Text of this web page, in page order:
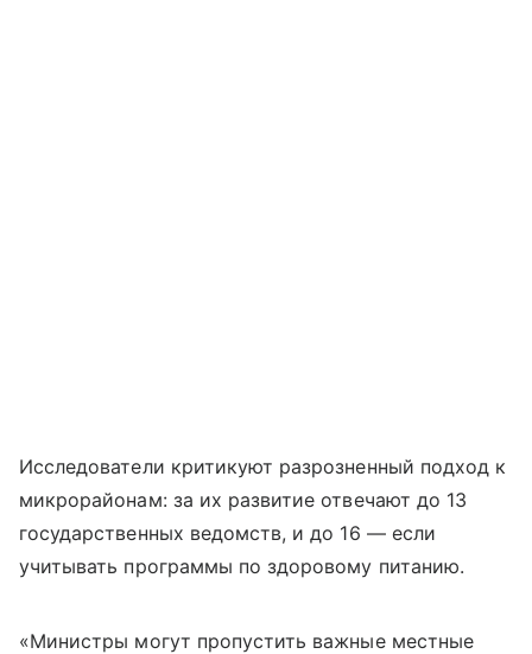
Исследователи критикуют разрозненный подход к
микрорайонам: за их развитие отвечают до 13
государственных ведомств, и до 16 — если
учитывать программы по здоровому питанию.
«Министры могут пропустить важные местные